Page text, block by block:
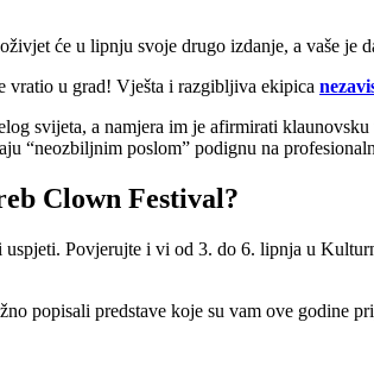
će u lipnju svoje drugo izdanje, a vaše je
vratio u grad! Vješta i razgibljiva ekipica
svijeta, a namjera im je afirmirati
“neozbiljnim poslom” podignu na
Clown Festival?
uspjeti. Povjerujte i vi od 3. do 6. lipnja u
popisali predstave koje su vam ove godine